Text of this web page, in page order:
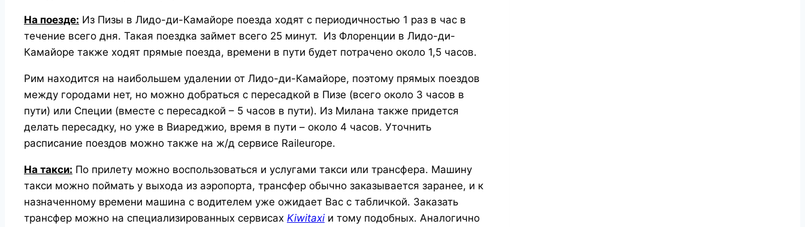
На поезде: Из Пизы в Лидо-ди-Камайоре поезда ходят с периодичностью 1 раз в час в
течение всего дня. Такая поездка займет всего 25 минут. Из Флоренции в Лидо-ди-
Камайоре также ходят прямые поезда, времени в пути будет потрачено около 1,5 часов.
Рим находится на наибольшем удалении от Лидо-ди-Камайоре, поэтому прямых поездов
между городами нет, но можно добраться с пересадкой в Пизе (всего около 3 часов в
пути) или Специи (вместе с пересадкой – 5 часов в пути). Из Милана также придется
делать пересадку, но уже в Виареджио, время в пути – около 4 часов. Уточнить
расписание поездов можно также на ж/д сервисе Raileurope.
На такси: По прилету можно воспользоваться и услугами такси или трансфера. Машину
такси можно поймать у выхода из аэропорта, трансфер обычно заказывается заранее, и к
назначенному времени машина с водителем уже ожидает Вас с табличкой. Заказать
трансфер можно на специализированных сервисах Kiwitaxi и тому подобных. Аналогично